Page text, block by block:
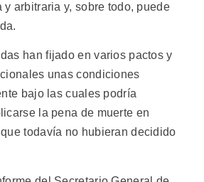
arbitraria y, sobre todo, puede
han fijado en varios pactos y
unas condiciones
bajo las cuales podría
la pena de muerte en
todavía no hubieran decidido